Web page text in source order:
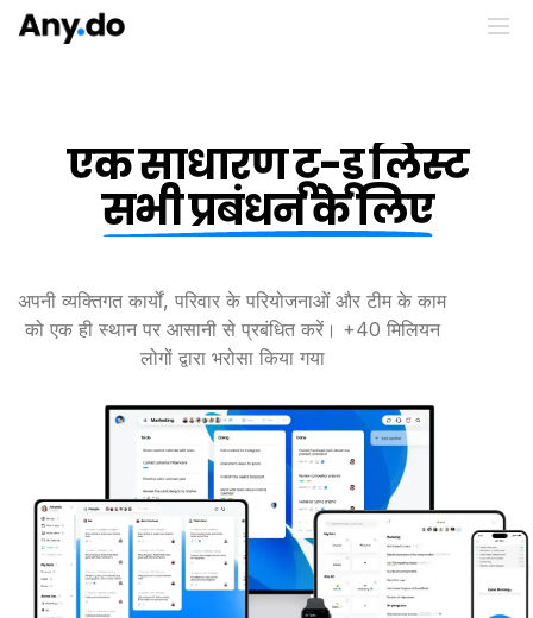
एक साधारण टू-डू लिस्ट
सभी प्रबंधन के लिए
अपनी व्यक्तिगत कार्यों, परिवार के परियोजनाओं और टीम के काम
को एक ही स्थान पर आसानी से प्रबंधित करें। +40 मिलियन
लोगों द्वारा भरोसा किया गया